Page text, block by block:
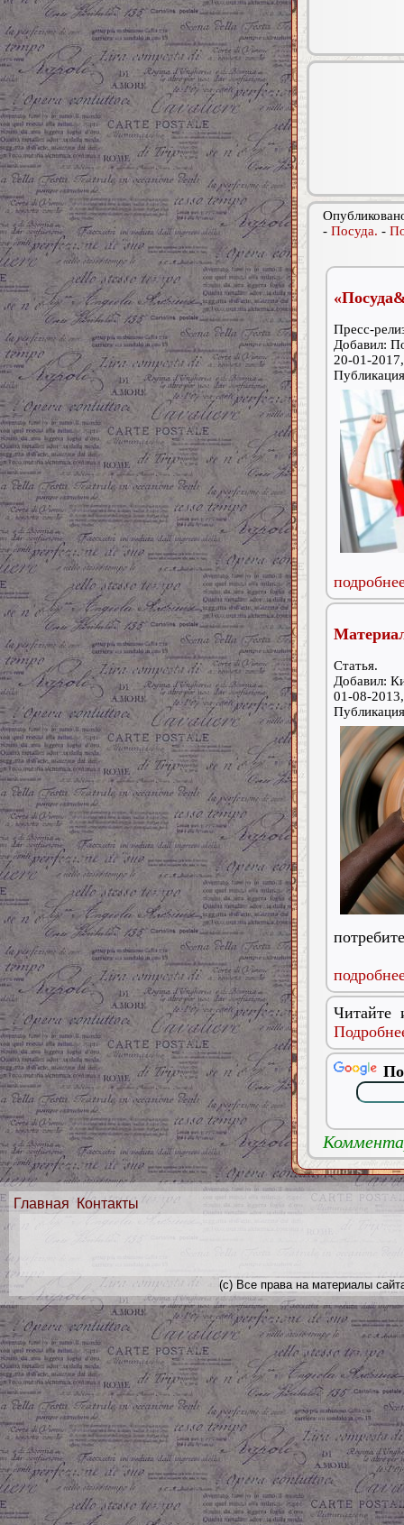
- Посуда. -
Пресс-
Добавил:
20-01-
Статья.
Добавил:
01-08-
Читайте
Главная Контакты
(с) Все права на материалы